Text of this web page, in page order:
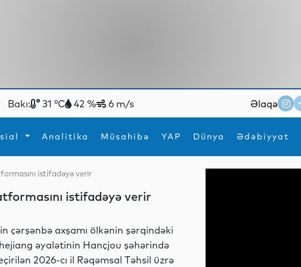
Bakı: 31 °C 42 % 6 m/s Əlaqə
Analitika Müsahibə YAP Dünya Ədəbiyyat
İdmanYeni texnologiyalar
istifadəyə verir
istifadəyə verir
çərşənbə axşamı ölkənin şərqindəki
əyalətinin Hançjou şəhərində
2026-cı il Rəqəmsal Təhsil üzrə